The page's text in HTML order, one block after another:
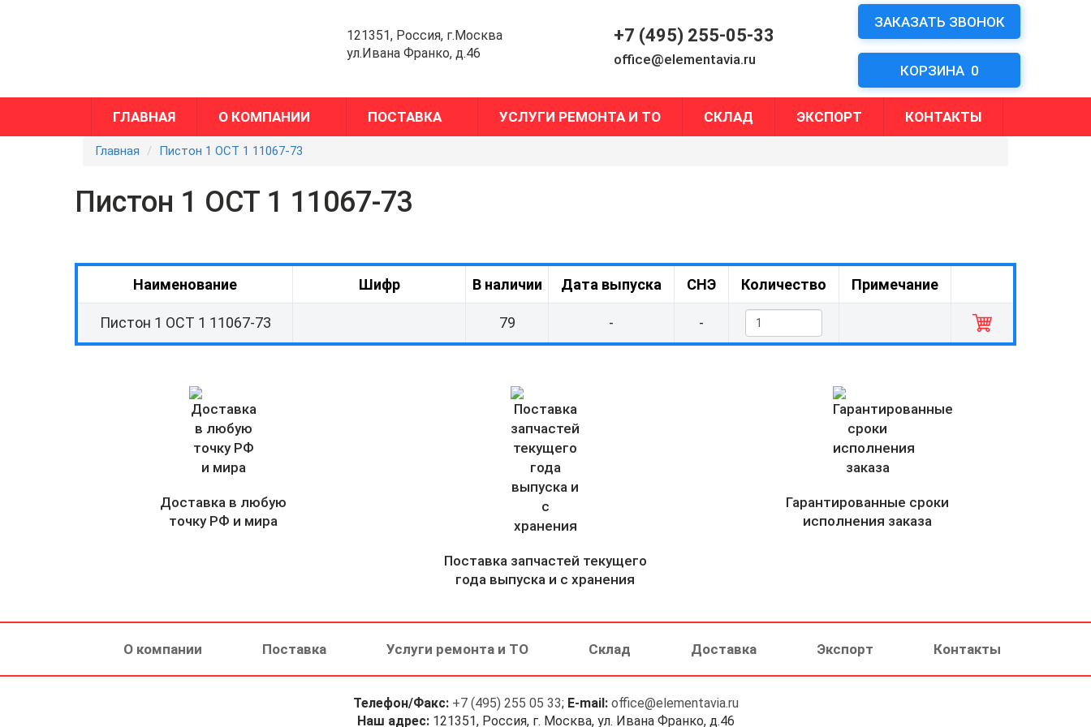
121351, Россия, г.Москва
ул.Ивана Франко, д.46
+7 (495) 255-05-33
office@elementavia.ru
ЗАКАЗАТЬ ЗВОНОК
КОРЗИНА 0
ГЛАВНАЯ О КОМПАНИИ ПОСТАВКА УСЛУГИ РЕМОНТА И ТО СКЛАД ЭКСПОРТ КОНТАКТЫ
Главная Пистон 1 ОСТ 1 11067-73
Пистон 1 ОСТ 1 11067-73
Наименование Шифр В наличии Дата выпуска СНЭ Количество Примечание
Пистон 1 ОСТ 1 11067-73 79 - -
Доставка в любую
точку РФ и мира
Поставка запчастей текущего
года выпуска и с хранения
Гарантированные сроки
исполнения заказа
О компании Поставка Услуги ремонта и ТО Склад Доставка Экспорт Контакты
Телефон/Факс: +7 (495) 255 05 33; E-mail: office@elementavia.ru
Наш адрес:121351, Россия, г. Москва, ул. Ивана Франко, д.46